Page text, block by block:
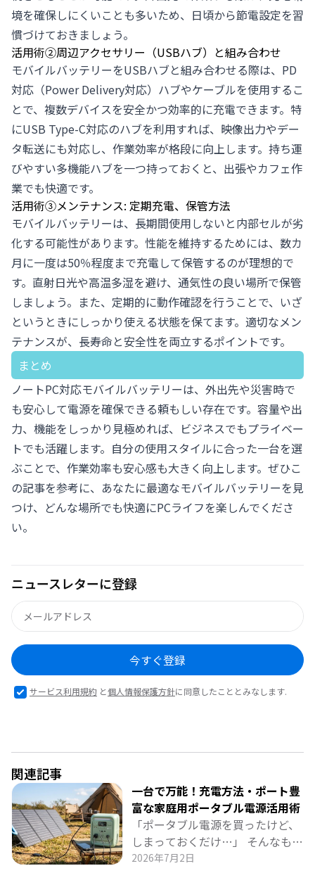
境を確保しにくいことも多いため、日頃から節電設定を習
慣づけておきましょう。
活用術②周辺アクセサリー（USBハブ）と組み合わせ
モバイルバッテリーをUSBハブと組み合わせる際は、PD
対応（Power Delivery対応）ハブやケーブルを使用するこ
とで、複数デバイスを安全かつ効率的に充電できます。特
にUSB Type-C対応のハブを利用すれば、映像出力やデー
タ転送にも対応し、作業効率が格段に向上します。持ち運
びやすい多機能ハブを一つ持っておくと、出張やカフェ作
業でも快適です。
活用術③メンテナンス: 定期充電、保管方法
モバイルバッテリーは、長期間使用しないと内部セルが劣
化する可能性があります。性能を維持するためには、数カ
月に一度は50％程度まで充電して保管するのが理想的で
す。直射日光や高温多湿を避け、通気性の良い場所で保管
しましょう。また、定期的に動作確認を行うことで、いざ
というときにしっかり使える状態を保てます。適切なメン
テナンスが、長寿命と安全性を両立するポイントです。
まとめ
ノートPC対応モバイルバッテリーは、外出先や災害時で
も安心して電源を確保できる頼もしい存在です。容量や出
力、機能をしっかり見極めれば、ビジネスでもプライベー
トでも活躍します。自分の使用スタイルに合った一台を選
ぶことで、作業効率も安心感も大きく向上します。ぜひこ
の記事を参考に、あなたに最適なモバイルバッテリーを見
つけ、どんな場所でも快適にPCライフを楽しんでくださ
い。
ニュースレターに登録
今すぐ登録
サービス利用規約 と個人情報保護方針に同意したこととみなします.
関連記事
一台で万能！充電方法・ポート豊
富な家庭用ポータブル電源活用術
「ポータブル電源を買ったけど、
しまっておくだけ…」 そんなもっ
たいない使い方をしていません
2026年7月2日